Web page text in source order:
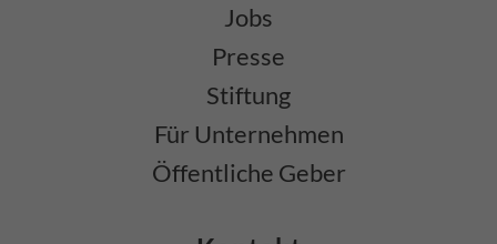
Jobs
Presse
Stiftung
Für Unternehmen
Öffentliche Geber